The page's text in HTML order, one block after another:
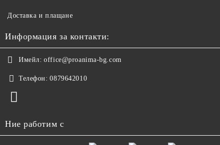
Доставка и плащане
Информация за контакти:
Имейл: office@proanima-bg.com
Телефон: 0879642010
Ние работим с